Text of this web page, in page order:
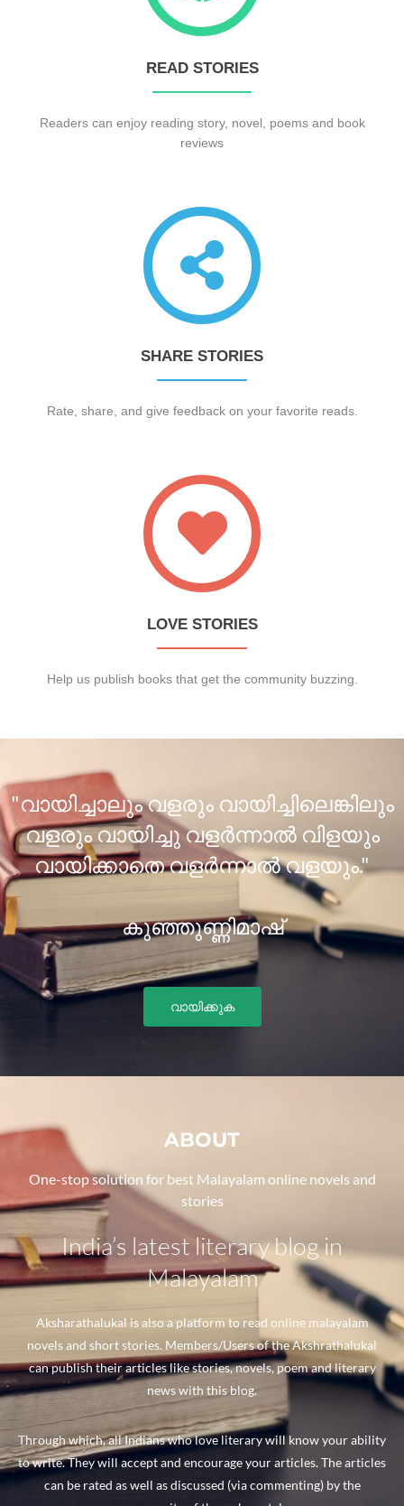
READ STORIES
Readers can enjoy reading story, novel, poems and book
reviews
SHARE STORIES
Rate, share, and give feedback on your favorite reads.
LOVE STORIES
Help us publish books that get the community buzzing.
"വായിച്ചാലും വളരും വായിച്ചിലെങ്കിലും
വളരും വായിച്ചു വളർന്നാൽ വിളയും
വായിക്കാതെ വളർന്നാൽ വളയും."
കുഞ്ഞുണ്ണിമാഷ്
വായിക്കുക
ABOUT
One-stop solution for best Malayalam online novels and
stories
India’s latest literary blog in
Malayalam
Aksharathalukal is also a platform to read online malayalam
novels and short stories. Members/Users of the Akshrathalukal
can publish their articles like stories, novels, poem and literary
news with this blog.
Through which, all Indians who love literary will know your ability
to write. They will accept and encourage your articles. The articles
can be rated as well as discussed (via commenting) by the